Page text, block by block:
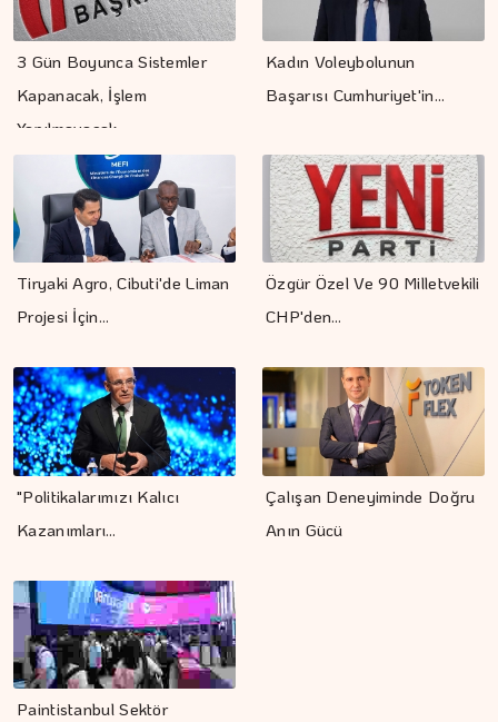
3 Gün Boyunca Sistemler
Kapanacak, İşlem
Yapılmayacak
Kadın Voleybolunun
Başarısı Cumhuriyet'in…
Tiryaki Agro, Cibuti'de Liman
Projesi İçin…
Özgür Özel Ve 90 Milletvekili
CHP'den…
"Politikalarımızı Kalıcı
Kazanımları…
Çalışan Deneyiminde Doğru
Anın Gücü
Paintistanbul Sektör